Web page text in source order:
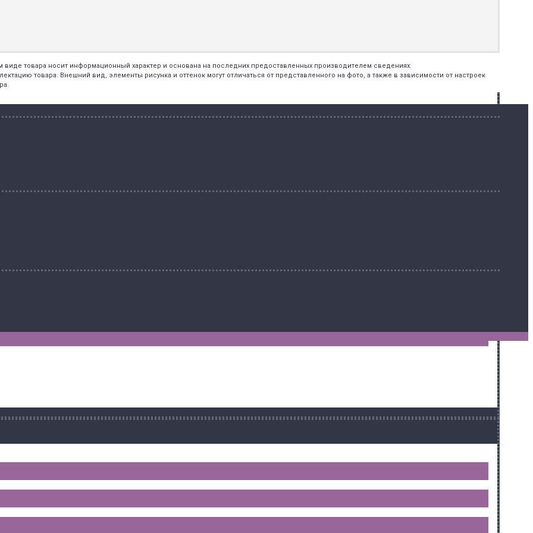
виде товара носит информационный характер и основана на последних предоставленных производителем сведениях.
товара. Внешний вид, элементы рисунка и оттенок могут отличаться от представленного на фото, а также в зависимости от настроек